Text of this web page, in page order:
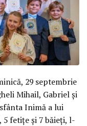
29 septembrie
Mihail, Gabriel și
Inimă a lui
5 fetițe și 7 băieți, l-